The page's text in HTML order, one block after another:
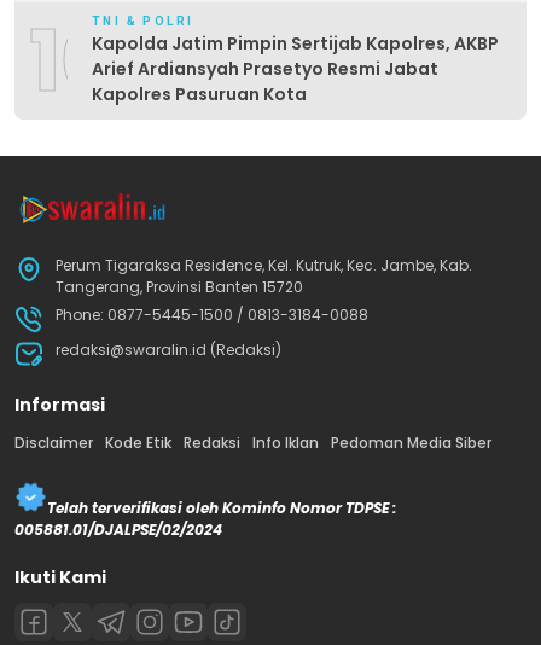
10TNI & POLRI
Kapolda Jatim Pimpin Sertijab Kapolres, AKBP
Arief Ardiansyah Prasetyo Resmi Jabat
Kapolres Pasuruan Kota
Perum Tigaraksa Residence, Kel. Kutruk, Kec. Jambe, Kab.
Tangerang, Provinsi Banten 15720
Phone: 0877-5445-1500 / 0813-3184-0088
redaksi@swaralin.id (Redaksi)
Informasi
Disclaimer Kode Etik Redaksi Info Iklan Pedoman Media Siber
Telah terverifikasi oleh Kominfo Nomor TDPSE :
005881.01/DJALPSE/02/2024
Ikuti Kami